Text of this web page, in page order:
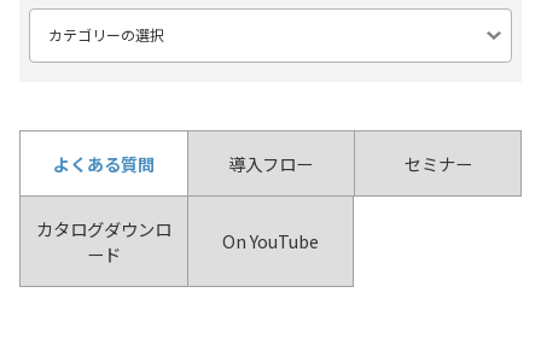
よくある質問 導入フロー セミナー
カタログダウンロ
ード
On YouTube